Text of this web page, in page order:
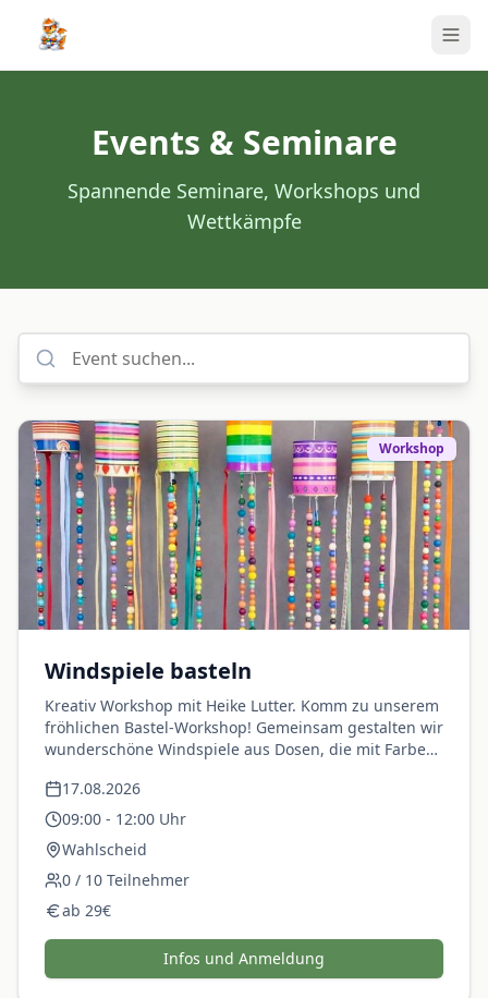
Events & Seminare
Spannende Seminare, Workshops und
Wettkämpfe
Workshop
Windspiele basteln
Kreativ Workshop mit Heike Lutter. Komm zu unserem
fröhlichen Bastel-Workshop! Gemeinsam gestalten wir
wunderschöne Windspiele aus Dosen, die mit Farben,
der Wind weht, tanzen die Windspiele und machen
tolle Geräusche. ✨ Preis inklusive Material.
17.08.2026
09:00 - 12:00 Uhr
Wahlscheid
0 / 10 Teilnehmer
ab 29€
Infos und Anmeldung